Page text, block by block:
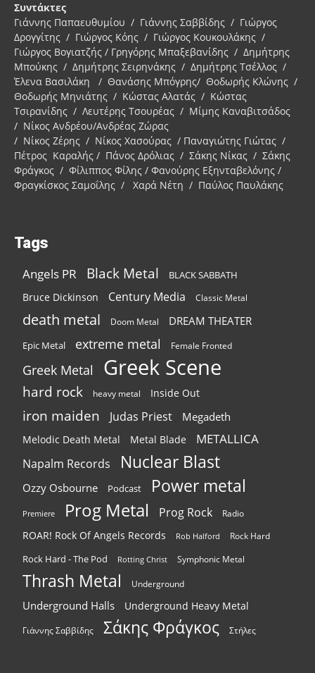
Συντάκτες
Γιάννης Παπαευθυμίου / Γιάννης Σαββίδης / Γιώργος
Δρογγίτης / Γιώργος Κόης / Γιώργος Κουκουλάκης /
Γιώργος Βογιατζής / Γρηγόρης Μπαξεβανίδης / Δημήτρης
Μπούκης / Δημήτρης Σειρηνάκης / Δημήτρης Τσέλλος /
Έλενα Βασιλάκη / Θανάσης Μπόγρης/ Θοδωρής Κλώνης /
Θοδωρής Μηνιάτης / Κώστας Αλατάς / Κώστας
Τσιρανίδης / Λευτέρης Τσουρέας / Μίμης Καναβιτσάδος
/ Νίκος Ανδρέου/Ανδρέας Ζώρας
/ Νίκος Ζέρης / Νίκος Χασούρας / Παναγιώτης Γιώτας /
Πέτρος Καραλής / Πάνος Δρόλιας / Σάκης Νίκας / Σάκης
Φράγκος / Φίλιππος Φίλης / Φανούρης Εξηνταβελόνης /
Φραγκίσκος Σαμοΐλης / Χαρά Νέτη / Παύλος Παυλάκης
Tags
Angels PR Black Metal BLACK SABBATH
Bruce Dickinson Century Media Classic Metal
death metal Doom Metal DREAM THEATER
Epic Metal extreme metal Female Fronted
Greek Metal Greek Scene
hard rock heavy metal Inside Out
iron maiden Judas Priest Megadeth
Melodic Death Metal Metal Blade METALLICA
Napalm Records Nuclear Blast
Ozzy Osbourne Podcast Power metal
Premiere Prog Metal Prog Rock Radio
ROAR! Rock Of Angels Records Rob Halford Rock Hard
Rock Hard - The Pod Rotting Christ Symphonic Metal
Thrash Metal Underground
Underground Halls Underground Heavy Metal
Γιάννης Σαββίδης Σάκης Φράγκος Στήλες